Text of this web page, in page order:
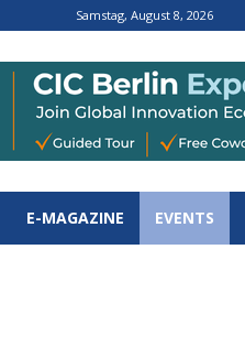
Samstag, August 8, 2026
E-MAGAZINE EVENTS